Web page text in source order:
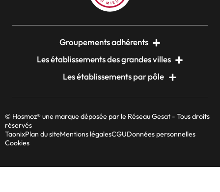
Groupements adhérents
Les établissements des grandes villes
Les établissements par pôle
© Hosmoz® une marque déposée par le Réseau Gesat - Tous droits
réservés
TaonixPlan du siteMentions légalesCGUDonnées personnelles
Cookies